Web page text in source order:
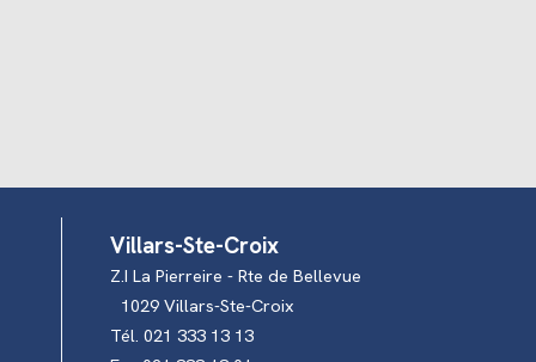
Villars-Ste-Croix
Z.I La Pierreire - Rte de Bellevue
1029 Villars-Ste-Croix
Tél. 021 333 13 13